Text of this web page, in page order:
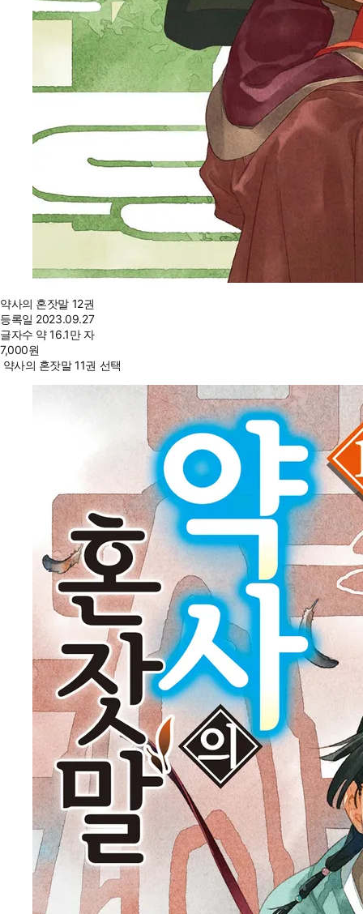
약사의 혼잣말 12권
등록일 2023.09.27
글자수 약 16.1만 자
7,000원
약사의 혼잣말 11권 선택